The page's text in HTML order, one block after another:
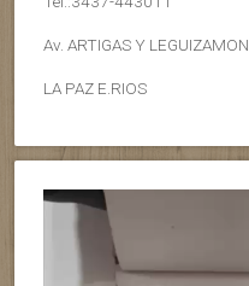
Av. ARTIGAS Y LEGUIZAMON
LA PAZ E.RIOS
Reproductor